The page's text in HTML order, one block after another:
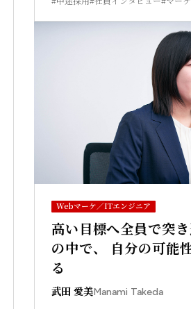
Webマーケ／ITエンジニア
高い目標へ全員で突
の中で、 自分の可能
る
武田 愛美Manami Takeda